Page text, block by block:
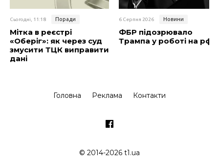
Сьогодні, 11:18 Поради
Мітка в реєстрі
«Оберіг»: як через суд
змусити ТЦК виправити
дані
6 Серпня 2026 Новини
ФБР підозрювало
Трампа у роботі на рф
Головна Реклама Контакти
© 2014-2026 t1.ua